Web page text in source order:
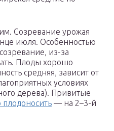
Созревание урожая
июля. Особенностью
из-за
Плоды хорошо
средняя, зависит от
условиях
дерева). Привитые
— на 2–3-й